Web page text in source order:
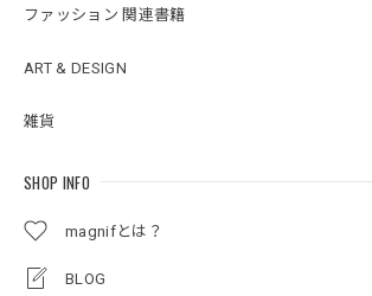
ファッション 関連書籍
ART & DESIGN
雑貨
SHOP INFO
magnifとは？
BLOG